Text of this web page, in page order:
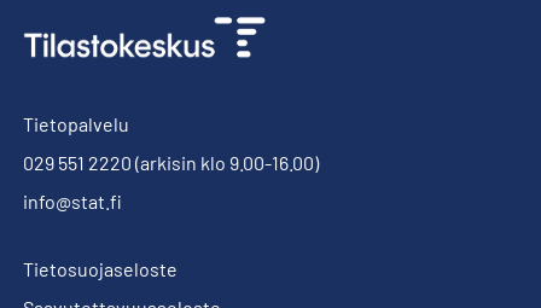
Tietopalvelu
029 551 2220 (arkisin klo 9.00-16.00)
info@stat.fi
Tietosuojaseloste